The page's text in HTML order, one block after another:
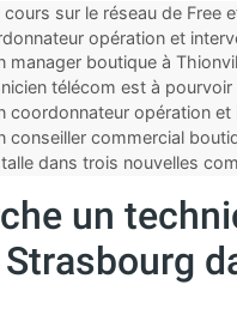
sur le réseau de Free
opération et
de l’Aube
manager boutique à
télécom est à
coordonnateur opération
Moselle
conseiller commercial
dans trois nouvelles
un